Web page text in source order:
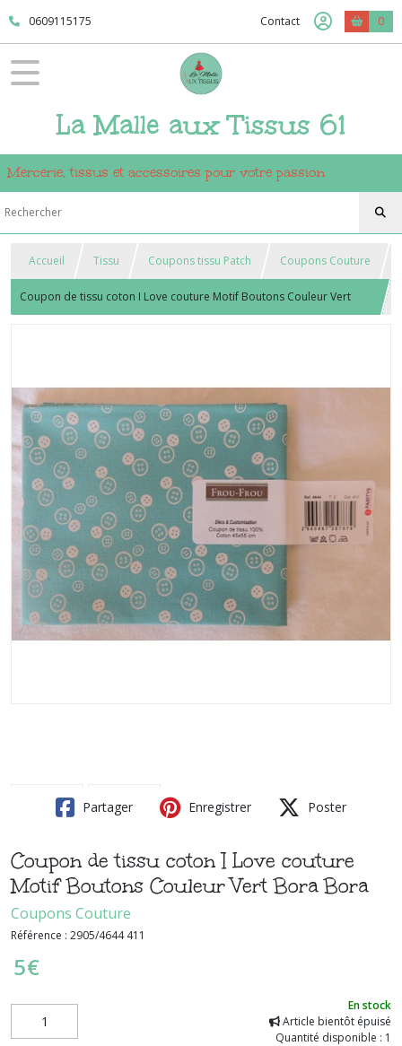
0609115175 Contact 0
La Malle aux Tissus 61
Mercerie, tissus et accessoires pour votre passion
Accueil Tissu Coupons tissu Patch Coupons Couture
Coupon de tissu coton I Love couture Motif Boutons Couleur Vert
Partager Enregistrer Poster
Coupon de tissu coton I Love couture
Motif Boutons Couleur Vert Bora Bora
Coupons Couture
Référence : 2905/4644 411
5€
En stock
Article bientôt épuisé
Quantité disponible : 1